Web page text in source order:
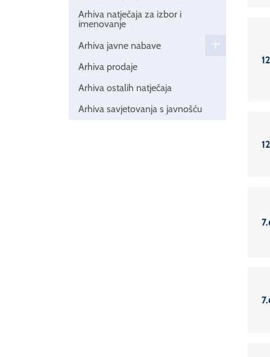
Arhiva natječaja za izbor i
imenovanje
Arhiva javne nabave
Arhiva prodaje
Arhiva ostalih natječaja
Arhiva savjetovanja s javnošću